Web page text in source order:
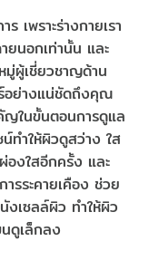
เพราะร่างกายเรา
ยนอกเท่านั้น และ
ผู้เชี่ยวชาญด้าน
อย่างแน่ชัดถึงคุณ
ญในขั้นตอนการดูแล
ทำให้ผิวดูสว่าง ใส
องใสอีกครั้ง และ
รระคายเคือง ช่วย
งเซลล์ผิว ทำให้ผิว
ดูเล็กลง